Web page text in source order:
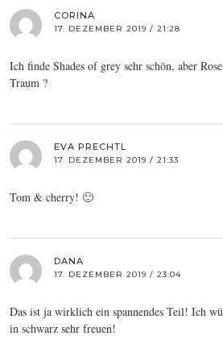
CORINA
17. DEZEMBER 2019 / 21:28
Ich finde Shades of grey sehr schön, aber
Traum ?
EVA PRECHTL
17. DEZEMBER 2019 / 21:33
Tom & cherry! 🙂
DANA
17. DEZEMBER 2019 / 23:04
Das ist ja wirklich ein spannendes Teil! Ich
in schwarz sehr freuen!